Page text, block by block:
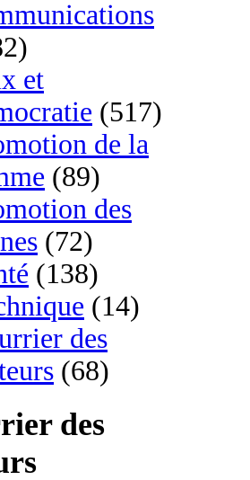
et
(517)
de la
(89)
des
(72)
(138)
(14)
des
(68)
des